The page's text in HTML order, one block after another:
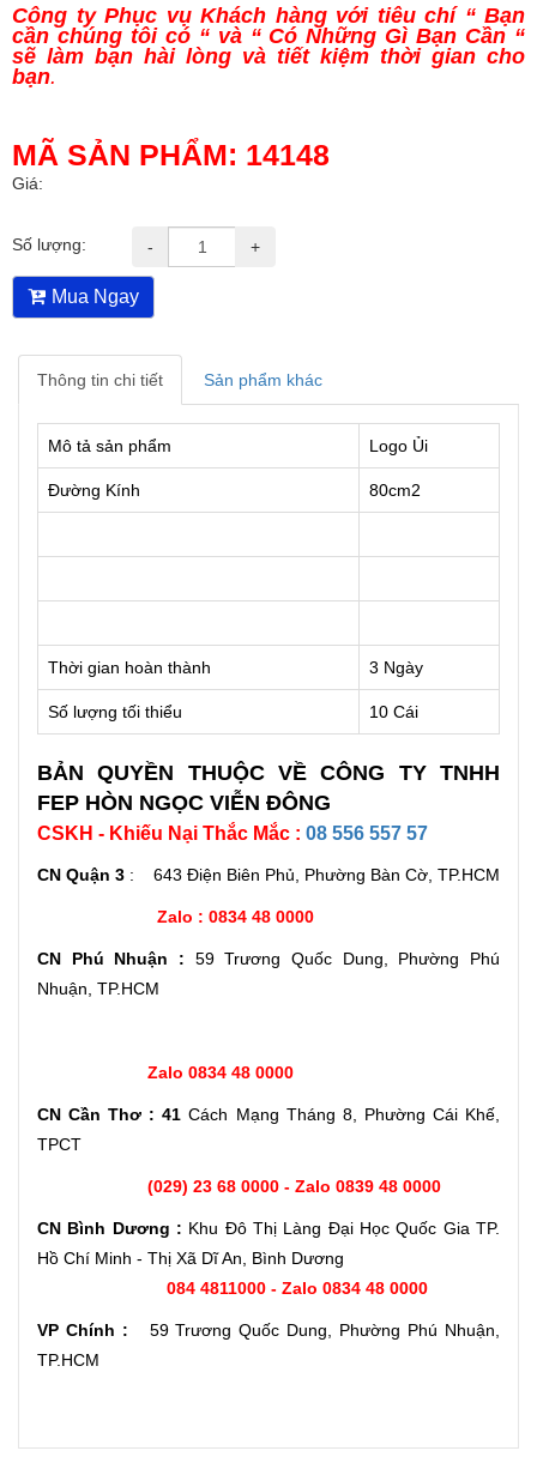
Công ty Phục vụ Khách hàng với tiêu chí “ Bạn
cần chúng tôi có “ và “ Có Những Gì Bạn Cần “
sẽ làm bạn hài lòng và tiết kiệm thời gian cho
bạn.
MÃ SẢN PHẨM: 14148
Giá:
Số lượng: - +
Mua Ngay
Thông tin chi tiết Sản phẩm khác
Mô tả sản phẩm Logo Ủi
Đường Kính 80cm2
Thời gian hoàn thành 3 Ngày
Số lượng tối thiểu 10 Cái
BẢN QUYỀN THUỘC VỀ CÔNG TY TNHH
FEP HÒN NGỌC VIỄN ĐÔNG
CSKH - Khiếu Nại Thắc Mắc : 08 556 557 57
CN Quận 3 : 643 Điện Biên Phủ, Phường Bàn Cờ, TP.HCM
Zalo : 0834 48 0000
CN Phú Nhuận : 59 Trương Quốc Dung, Phường Phú
Nhuận, TP.HCM
Zalo 0834 48 0000
CN Cần Thơ : 41 Cách Mạng Tháng 8, Phường Cái Khế,
TPCT
(029) 23 68 0000 - Zalo 0839 48 0000
CN Bình Dương : Khu Đô Thị Làng Đại Học Quốc Gia TP.
Hồ Chí Minh - Thị Xã Dĩ An, Bình Dương
084 4811000 - Zalo 0834 48 0000
VP Chính : 59 Trương Quốc Dung, Phường Phú Nhuận,
TP.HCM